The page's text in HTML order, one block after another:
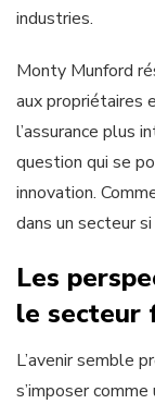
industries.
Monty Munford
aux propriétaires
l’assurance plus
question qui se
innovation.
dans un secteur
Les
le secteur
L’avenir semble
s’imposer